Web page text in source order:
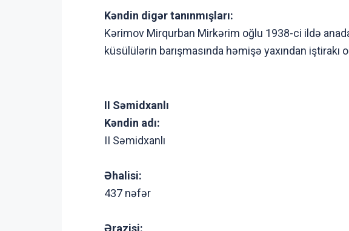
Kəndin digər tanınmışları:
Kərimov Mirqurban Mirkərim oğlu 1938-ci ildə
küsülülərin barışmasında həmişə yaxından iştirakı
II Səmidxanlı
Kəndin adı:
II Səmidxanlı
Əhalisi:
437 nəfər
Ərazisi: